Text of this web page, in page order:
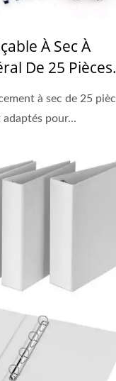
À Sec À
De 25 Pièces.
à sec de 25
pour...